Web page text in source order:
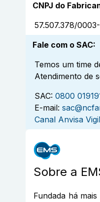
CNPJ do
57.507.378/
Fale com o SAC:
Temos um time
Atendimento de
SAC: 0800
E-mail:
Canal Anvisa
Sobre a
Fundada há